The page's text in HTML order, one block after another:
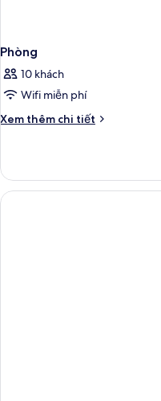
Phòng
10 khách
Wifi miễn phí
Xem thêm chi tiết
Chi
Phòng